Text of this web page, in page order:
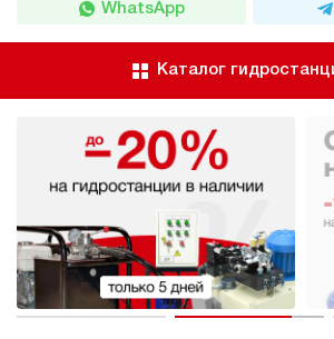
WhatsApp
Каталог